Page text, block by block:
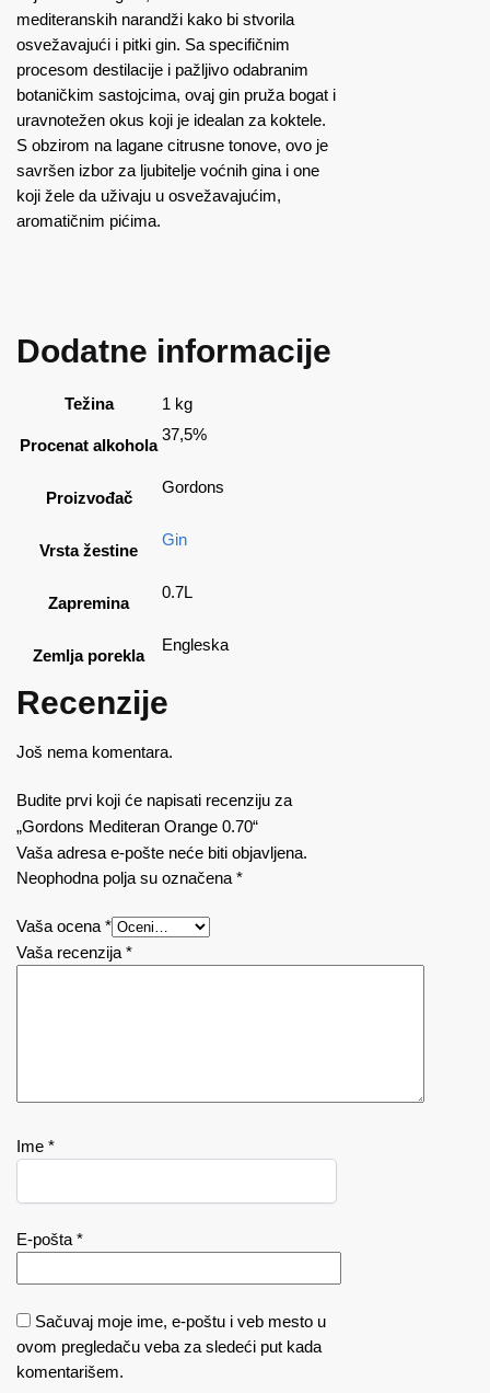
mediteranskih narandži kako bi stvorila
osvežavajući i pitki gin. Sa specifičnim
procesom destilacije i pažljivo odabranim
botaničkim sastojcima, ovaj gin pruža bogat i
uravnotežen okus koji je idealan za koktele.
S obzirom na lagane citrusne tonove, ovo je
savršen izbor za ljubitelje voćnih gina i one
koji žele da uživaju u osvežavajućim,
aromatičnim pićima.
Dodatne informacije
Težina 1 kg
Procenat alkohola
37,5%
Proizvođač
Gordons
Vrsta žestine
Gin
Zapremina
0.7L
Zemlja porekla
Engleska
Recenzije
Još nema komentara.
Budite prvi koji će napisati recenziju za
„Gordons Mediteran Orange 0.70“
Vaša adresa e-pošte neće biti objavljena.
Neophodna polja su označena *
Vaša ocena *
Vaša recenzija *
Ime *
E-pošta *
Sačuvaj moje ime, e-poštu i veb mesto u
ovom pregledaču veba za sledeći put kada
komentarišem.